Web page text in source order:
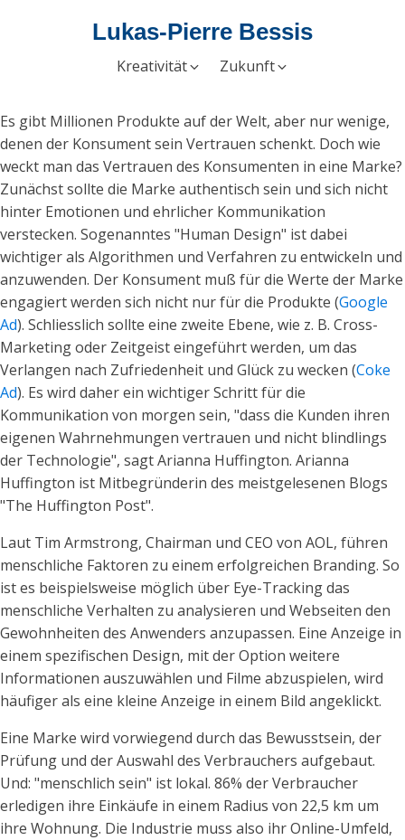
Lukas-Pierre Bessis
Kreativität Zukunft
Es gibt Millionen Produkte auf der Welt, aber nur wenige,
denen der Konsument sein Vertrauen schenkt. Doch wie
weckt man das Vertrauen des Konsumenten in eine Marke?
Zunächst sollte die Marke authentisch sein und sich nicht
hinter Emotionen und ehrlicher Kommunikation
verstecken. Sogenanntes "Human Design" ist dabei
wichtiger als Algorithmen und Verfahren zu entwickeln und
anzuwenden. Der Konsument muß für die Werte der Marke
engagiert werden sich nicht nur für die Produkte (Google
Ad). Schliesslich sollte eine zweite Ebene, wie z. B. Cross-
Marketing oder Zeitgeist eingeführt werden, um das
Verlangen nach Zufriedenheit und Glück zu wecken (Coke
Ad). Es wird daher ein wichtiger Schritt für die
Kommunikation von morgen sein, "dass die Kunden ihren
eigenen Wahrnehmungen vertrauen und nicht blindlings
der Technologie", sagt Arianna Huffington. Arianna
Huffington ist Mitbegründerin des meistgelesenen Blogs
"The Huffington Post".
Laut Tim Armstrong, Chairman und CEO von AOL, führen
menschliche Faktoren zu einem erfolgreichen Branding. So
ist es beispielsweise möglich über Eye-Tracking das
menschliche Verhalten zu analysieren und Webseiten den
Gewohnheiten des Anwenders anzupassen. Eine Anzeige in
einem spezifischen Design, mit der Option weitere
Informationen auszuwählen und Filme abzuspielen, wird
häufiger als eine kleine Anzeige in einem Bild angeklickt.
Eine Marke wird vorwiegend durch das Bewusstsein, der
Prüfung und der Auswahl des Verbrauchers aufgebaut.
Und: "menschlich sein" ist lokal. 86% der Verbraucher
erledigen ihre Einkäufe in einem Radius von 22,5 km um
ihre Wohnung. Die Industrie muss also ihr Online-Umfeld,